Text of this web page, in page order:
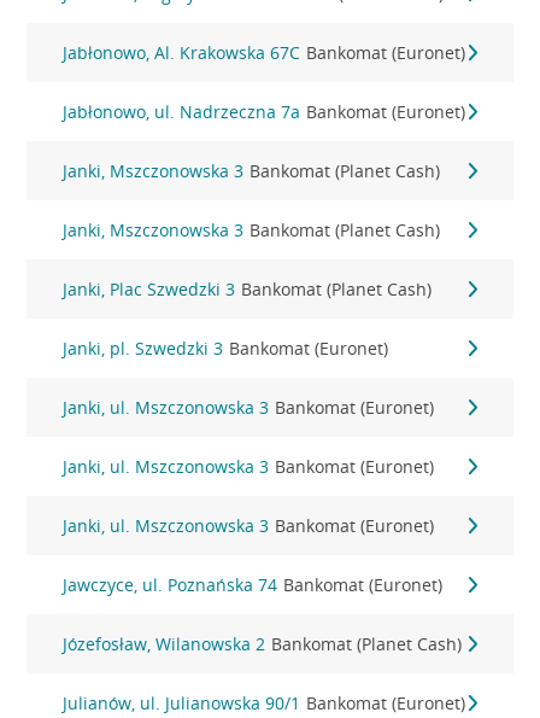
Jabłonowo, Al. Krakowska 67C Bankomat (Euronet)
Jabłonowo, ul. Nadrzeczna 7a Bankomat (Euronet)
Janki, Mszczonowska 3 Bankomat (Planet Cash)
Janki, Mszczonowska 3 Bankomat (Planet Cash)
Janki, Plac Szwedzki 3 Bankomat (Planet Cash)
Janki, pl. Szwedzki 3 Bankomat (Euronet)
Janki, ul. Mszczonowska 3 Bankomat (Euronet)
Janki, ul. Mszczonowska 3 Bankomat (Euronet)
Janki, ul. Mszczonowska 3 Bankomat (Euronet)
Jawczyce, ul. Poznańska 74 Bankomat (Euronet)
Józefosław, Wilanowska 2 Bankomat (Planet Cash)
Julianów, ul. Julianowska 90/1 Bankomat (Euronet)